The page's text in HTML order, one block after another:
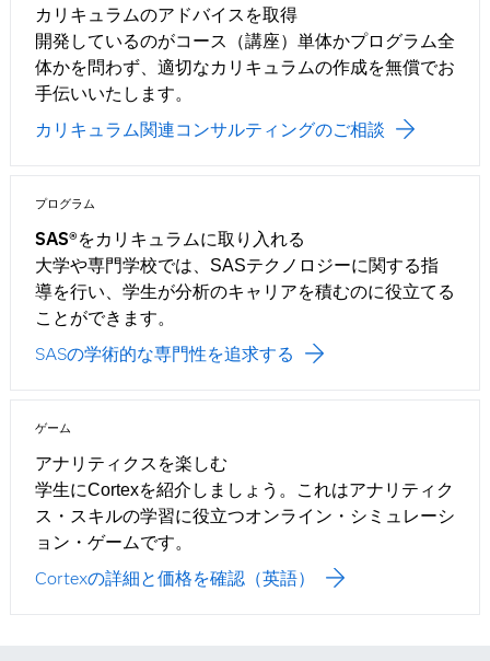
カリキュラムのアドバイスを取得
開発しているのがコース（講座）単体かプログラム全
体かを問わず、適切なカリキュラムの作成を無償でお
手伝いいたします。
カリキュラム関連コンサルティングのご相談
プログラム
SAS®をカリキュラムに取り入れる
大学や専門学校では、SASテクノロジーに関する指
導を行い、学生が分析のキャリアを積むのに役立てる
ことができます。
SASの学術的な専門性を追求する
ゲーム
アナリティクスを楽しむ
学生にCortexを紹介しましょう。これはアナリティク
ス・スキルの学習に役立つオンライン・シミュレーシ
ョン・ゲームです。
Cortexの詳細と価格を確認（英語）